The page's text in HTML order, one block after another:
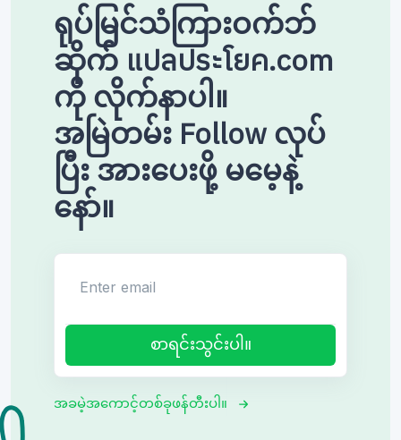
ရုပ်မြင်သံကြားဝက်ဘ်
ဆိုက် แปลประโยค.com
ကို လိုက်နာပါ။
အမြဲတမ်း Follow လုပ်
ပြီး အားပေးဖို့ မမေ့နဲ့
နော်။
စာရင်းသွင်းပါ။
အခမဲ့အကောင့်တစ်ခုဖန်တီးပါ။